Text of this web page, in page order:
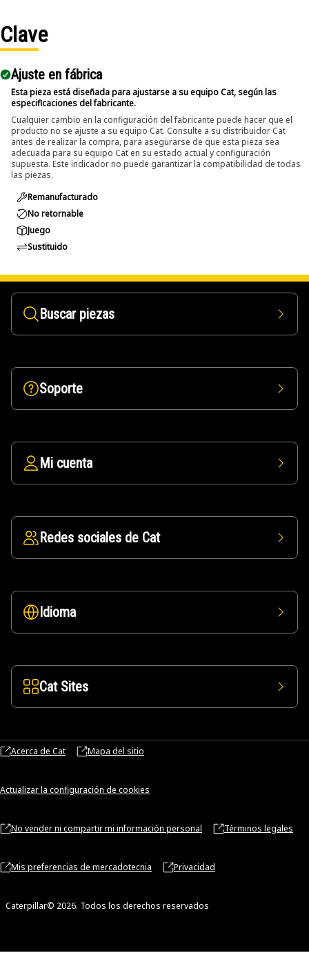
Applications:
accurately align and mount the bucket position sensor,
ensuring reliable measurement and operation in
equipment.
Clave
Ajuste en fábrica
Esta pieza está diseñada para ajustarse a su equipo Cat, según las
especificaciones del fabricante.
Cualquier cambio en la configuración del fabricante puede hacer que el
producto no se ajuste a su equipo Cat. Consulte a su distribuidor Cat
antes de realizar la compra, para asegurarse de que esta pieza sea
adecuada para su equipo Cat en su estado actual y configuración
supuesta. Este indicador no puede garantizar la compatibilidad de todas
las piezas.
Remanufacturado
No retornable
Juego
Sustituido
Buscar piezas
Soporte
Mi cuenta
Redes sociales de Cat
Idioma
Cat Sites
Acerca de Cat Mapa del sitio
Actualizar la configuración de cookies
No vender ni compartir mi información personal Términos legales
Mis preferencias de mercadotecnia Privacidad
Caterpillar© 2026. Todos los derechos reservados